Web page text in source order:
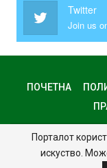
Twitter
Join us
ПОЧЕТНА
©
Порталот
искуство.